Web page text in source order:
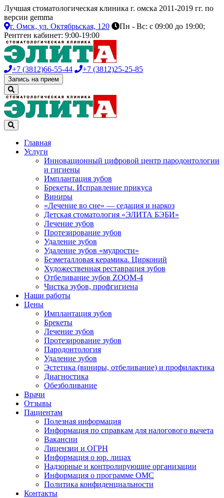
Лучшая стоматологическая клиника г. омска 2011-2019 гг. по
версии gemma
г. Омск, ул. Октябрьская, 120
Пн - Вс: с 09:00 до 19:00;
Рентген кабинет: 9:00-19:00
+7 (3812)66-55-44 +7 (3812)25-25-85
Запись на прием
Главная
Услуги
Инновационный цифровой центр пародонтологии
и гигиены
Имплантация зубов
Брекеты. Исправление прикуса
Виниры
«Лечение во сне» — седация и наркоз
Детская стоматология «ЭЛИТА БЭБИ»
Лечение зубов
Протезирование зубов
Удаление зубов
Удаление зубов «мудрости»
Безметалловая керамика. Цирконий
Художественная реставрация зубов
Отбеливание зубов ZOOM-4
Чистка зубов, профгигиена
Наши работы
Цены
Имплантация зубов
Брекеты
Лечение зубов
Протезирование зубов
Пародонтология
Удаление зубов
Эстетика (виниры, отбеливание) и профилактика
Диагностика
Обезболивание
Врачи
Отзывы
Пациентам
Полезная информация
Информация по справкам для налогового вычета
Вакансии
Лицензии и ОГРН
Информация о юр. лицах
Надзорные и контролирующие организации
Информация о программе ОМС
Политика конфиденциальности
Контакты